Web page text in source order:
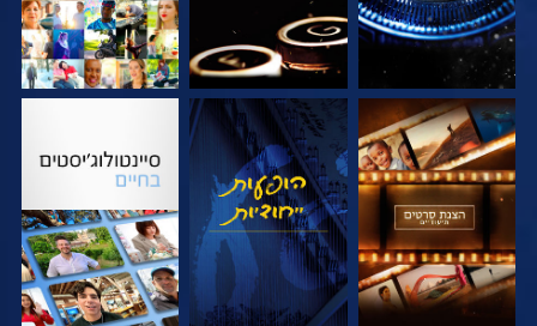
בדוק את הסדרה צפה בדוק את הסדרה